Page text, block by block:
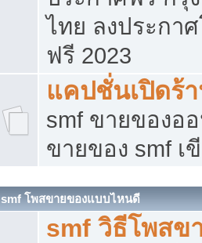
ไทย ลงประกา
ฟรี 2023
แคปชั่นเปิดร้
smf ขายของอ
ขายของ smf เ
smf โพสขายของแบบไหนดี
smf วิธีโพสข